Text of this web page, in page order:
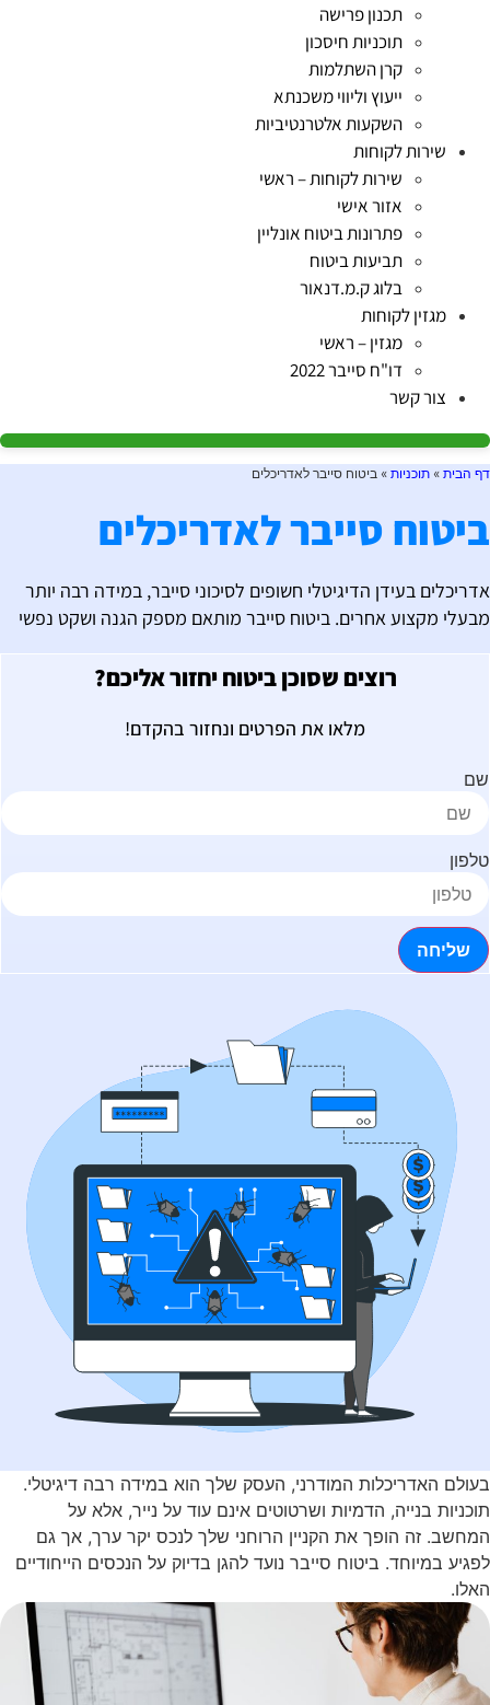
תכנון פרישה
תוכניות חיסכון
קרן השתלמות
ייעוץ וליווי משכנתא
השקעות אלטרנטיביות
שירות לקוחות
שירות לקוחות – ראשי
אזור אישי
פתרונות ביטוח אונליין
תביעות ביטוח
בלוג ק.מ.דנאור
מגזין לקוחות
מגזין – ראשי
דו"ח סייבר 2022
צור קשר
הבית»תוכניות»ביטוח סייבר לאדריכלים
סייבר לאדריכלים
בעידן הדיגיטלי חשופים לסיכוני סייבר, במידה רבה יותר
מקצוע אחרים. ביטוח סייבר מותאם מספק הגנה ושקט נפשי
רוצים שסוכן ביטוח יחזור אליכם?
מלאו את הפרטים ונחזור בהקדם!
שליחה
האדריכלות המודרני, העסק שלך הוא במידה רבה דיגיטלי.
בנייה, הדמיות ושרטוטים אינם עוד על נייר, אלא על
זה הופך את הקניין הרוחני שלך לנכס יקר ערך, אך גם
במיוחד. ביטוח סייבר נועד להגן בדיוק על הנכסים הייחודיים